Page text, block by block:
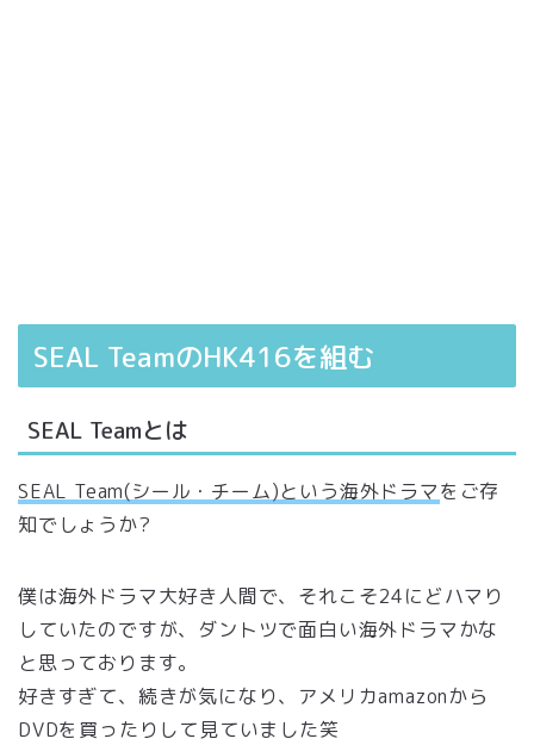
SEAL TeamのHK416を組む
SEAL Teamとは
SEAL Team(シール・チーム)という海外ドラマをご存
知でしょうか?
僕は海外ドラマ大好き人間で、それこそ24にどハマり
していたのですが、ダントツで面白い海外ドラマかな
と思っております。
好きすぎて、続きが気になり、アメリカamazonから
DVDを買ったりして見ていました笑